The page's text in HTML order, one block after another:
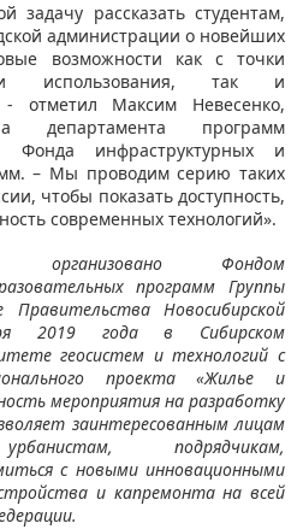
задачу рассказать студентам,
администрации о новейших
возможности как с точки
использования, так и
- отметил Максим Невесенко,
департамента программ
Фонда инфраструктурных и
– Мы проводим серию таких
чтобы показать доступность,
современных технологий».
организовано Фондом
программ Группы
Новосибирской
2019 года в Сибирском
геосистем и технологий с
проекта «Жилье и
мероприятия на разработку
заинтересованным лицам
подрядчикам,
с новыми инновационными
и капремонта на всей